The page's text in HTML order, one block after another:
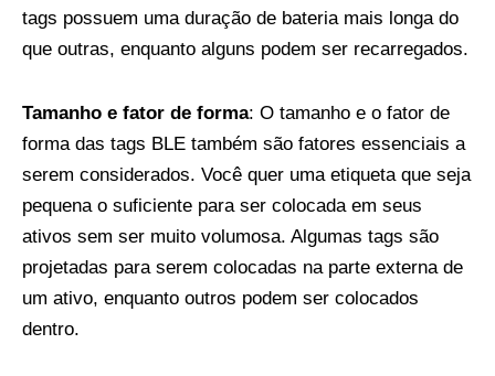
tags possuem uma duração de bateria mais longa do
que outras, enquanto alguns podem ser recarregados.
Tamanho e fator de forma: O tamanho e o fator de
forma das tags BLE também são fatores essenciais a
serem considerados. Você quer uma etiqueta que seja
pequena o suficiente para ser colocada em seus
ativos sem ser muito volumosa. Algumas tags são
projetadas para serem colocadas na parte externa de
um ativo, enquanto outros podem ser colocados
dentro.